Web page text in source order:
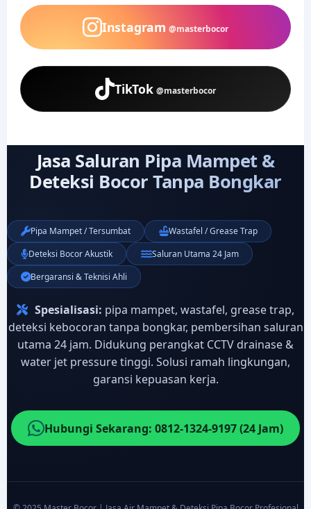
Instagram @masterbocor
TikTok @masterbocor
Jasa Saluran Pipa Mampet &
Deteksi Bocor Tanpa Bongkar
Pipa Mampet / Tersumbat
Wastafel / Grease Trap
Deteksi Bocor Akustik
Saluran Utama 24 Jam
Bergaransi & Teknisi Ahli
Spesialisasi: pipa mampet, wastafel, grease trap,
deteksi kebocoran tanpa bongkar, pembersihan saluran
utama 24 jam. Didukung perangkat CCTV drainase &
water jet pressure tinggi. Solusi ramah lingkungan,
garansi kepuasan kerja.
Hubungi Sekarang: 0812-1324-9197 (24 Jam)